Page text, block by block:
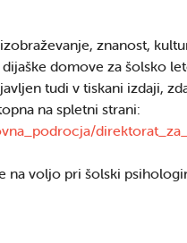
znanost,
domove za šolsko
tudi v tiskani izdaji,
na spletni strani:
na voljo pri šolski